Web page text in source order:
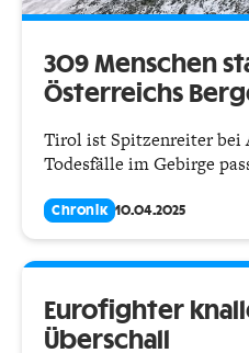
309 Menschen
Österreichs
Tirol ist Spitzenreiter bei
Todesfälle im Gebirge
Chronik 10.04.2025
Eurofighter
Überschall